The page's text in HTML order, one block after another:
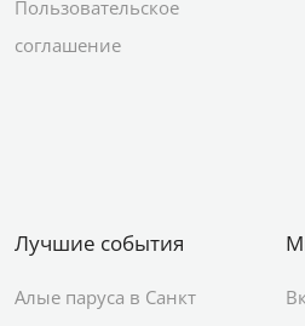
Пользовательское
соглашение
Лучшие события
Алые паруса в Санкт